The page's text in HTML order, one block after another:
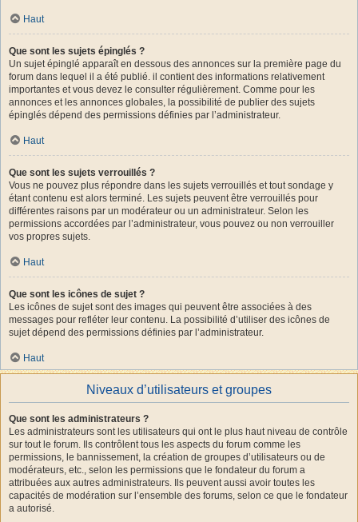
Haut
Que sont les sujets épinglés ?
Un sujet épinglé apparaît en dessous des annonces sur la première page du
forum dans lequel il a été publié. il contient des informations relativement
importantes et vous devez le consulter régulièrement. Comme pour les
annonces et les annonces globales, la possibilité de publier des sujets
épinglés dépend des permissions définies par l’administrateur.
Haut
Que sont les sujets verrouillés ?
Vous ne pouvez plus répondre dans les sujets verrouillés et tout sondage y
étant contenu est alors terminé. Les sujets peuvent être verrouillés pour
différentes raisons par un modérateur ou un administrateur. Selon les
permissions accordées par l’administrateur, vous pouvez ou non verrouiller
vos propres sujets.
Haut
Que sont les icônes de sujet ?
Les icônes de sujet sont des images qui peuvent être associées à des
messages pour refléter leur contenu. La possibilité d’utiliser des icônes de
sujet dépend des permissions définies par l’administrateur.
Haut
Niveaux d’utilisateurs et groupes
Que sont les administrateurs ?
Les administrateurs sont les utilisateurs qui ont le plus haut niveau de contrôle
sur tout le forum. Ils contrôlent tous les aspects du forum comme les
permissions, le bannissement, la création de groupes d’utilisateurs ou de
modérateurs, etc., selon les permissions que le fondateur du forum a
attribuées aux autres administrateurs. Ils peuvent aussi avoir toutes les
capacités de modération sur l’ensemble des forums, selon ce que le fondateur
a autorisé.